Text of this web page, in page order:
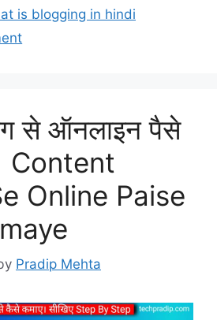
is blogging in hindi
से ऑनलाइन पैसे
Content
Online Paise
Pradip Mehta